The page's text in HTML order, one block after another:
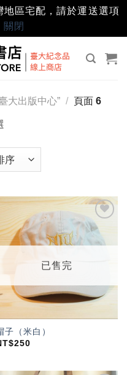
區宅配，請於運送選項
關閉
大出版中心” / 頁面 6
加入
望輕
已售完
子（米白）
250